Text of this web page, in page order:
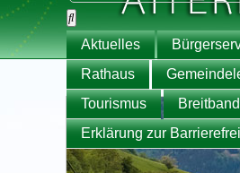
Aktuelles
Rathaus
Tourismus
Erklärung zur